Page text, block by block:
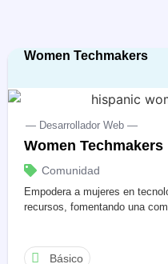
Women Techmakers
— Desarrollador Web —
Women Techmakers
Comunidad
Empodera a mujeres en
recursos, fomentando una
Básico